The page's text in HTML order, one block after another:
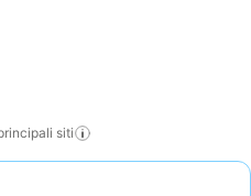
siti